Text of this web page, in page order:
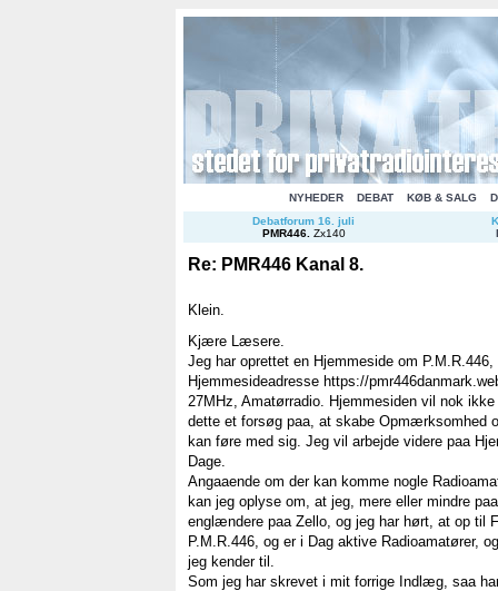
NYHEDER DEBAT KØB & SALG
Debatforum 16. juli
PMR446. Zx140
Re: PMR446 Kanal 8.
Klein.
Kjære Læsere.
Jeg har oprettet en Hjemmeside om
Hjemmesideadresse https://
27MHz, Amatørradio. Hjemmesiden vil nok
dette et forsøg paa, at skabe Opmærksomhed
kan føre med sig. Jeg vil arbejde videre paa
Dage.
Angaaende om der kan komme nogle
kan jeg oplyse om, at jeg, mere eller mindre
englændere paa Zello, og jeg har hørt, at op til
P.M.R.446, og er i Dag aktive Radioamatører,
jeg kender til.
Som jeg har skrevet i mit forrige Indlæg, saa